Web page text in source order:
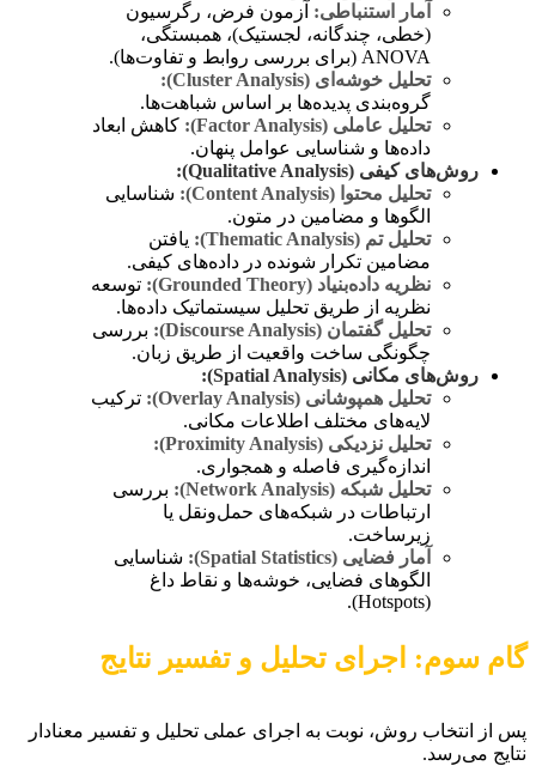
آمار استنباطی: آزمون فرض، رگرسیون
(خطی، چندگانه، لجستیک)، همبستگی،
ANOVA (برای بررسی روابط و تفاوت‌ها).
تحلیل خوشه‌ای (Cluster Analysis):
گروه‌بندی پدیده‌ها بر اساس شباهت‌ها.
تحلیل عاملی (Factor Analysis):
کاهش ابعاد
داده‌ها و شناسایی عوامل پنهان.
روش‌های کیفی (Qualitative Analysis):
تحلیل محتوا (Content Analysis):
شناسایی
الگوها و مضامین در متون.
تحلیل تم (Thematic Analysis):
یافتن
مضامین تکرار شونده در داده‌های کیفی.
نظریه داده‌بنیاد (Grounded Theory):
توسعه
نظریه از طریق تحلیل سیستماتیک داده‌ها.
تحلیل گفتمان (Discourse Analysis):
بررسی
چگونگی ساخت واقعیت از طریق زبان.
روش‌های مکانی (Spatial Analysis):
تحلیل همپوشانی (Overlay Analysis):
ترکیب
لایه‌های مختلف اطلاعات مکانی.
تحلیل نزدیکی (Proximity Analysis):
اندازه‌گیری فاصله و همجواری.
تحلیل شبکه (Network Analysis):
بررسی
ارتباطات در شبکه‌های حمل‌ونقل یا
زیرساخت.
آمار فضایی (Spatial Statistics):
شناسایی
الگوهای فضایی، خوشه‌ها و نقاط داغ
(Hotspots).
گام سوم: اجرای تحلیل و تفسیر نتایج
پس از انتخاب روش، نوبت به اجرای عملی تحلیل و تفسیر معنادار
نتایج می‌رسد.